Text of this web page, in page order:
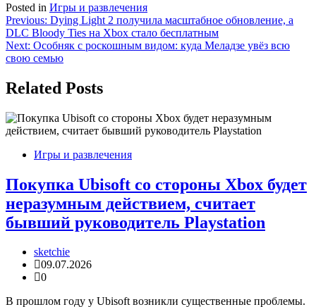
Posted in Игры и развлечения
Навигация
по
записям
Previous: Dying Light 2 получила масштабное обновление, а
DLC Bloody Ties на Xbox стало бесплатным
Next: Особняк с роскошным видом: куда Меладзе увёз всю
свою семью
Related Posts
Игры и развлечения
Покупка Ubisoft со стороны Xbox будет
неразумным действием, считает
бывший руководитель Playstation
sketchie
09.07.2026
0
В прошлом году у Ubisoft возникли существенные проблемы.